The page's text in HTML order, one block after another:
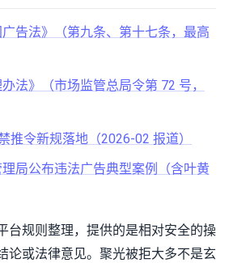
广告法》（第九条、第十七条，最高
法》（市场监管总局令第 72 号，
推令新规落地（2026-02 报道）
局公布违法广告典型案例（含叶黄
台规则整理，提供的是相对安全的操
论或法律意见。聚光被拒大多不是玄